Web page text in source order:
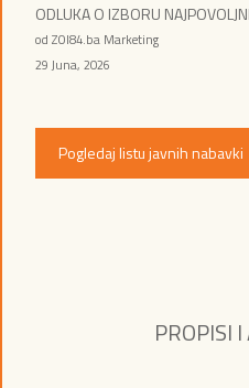
ODLUKA O IZBORU
od ZOI84.ba Marketing
29 Juna, 2026
Pogledaj listu javnih nabavki
PROPISI